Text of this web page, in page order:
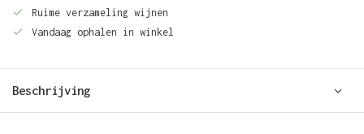
Ruime verzameling wijnen
Vandaag ophalen in winkel
Beschrijving